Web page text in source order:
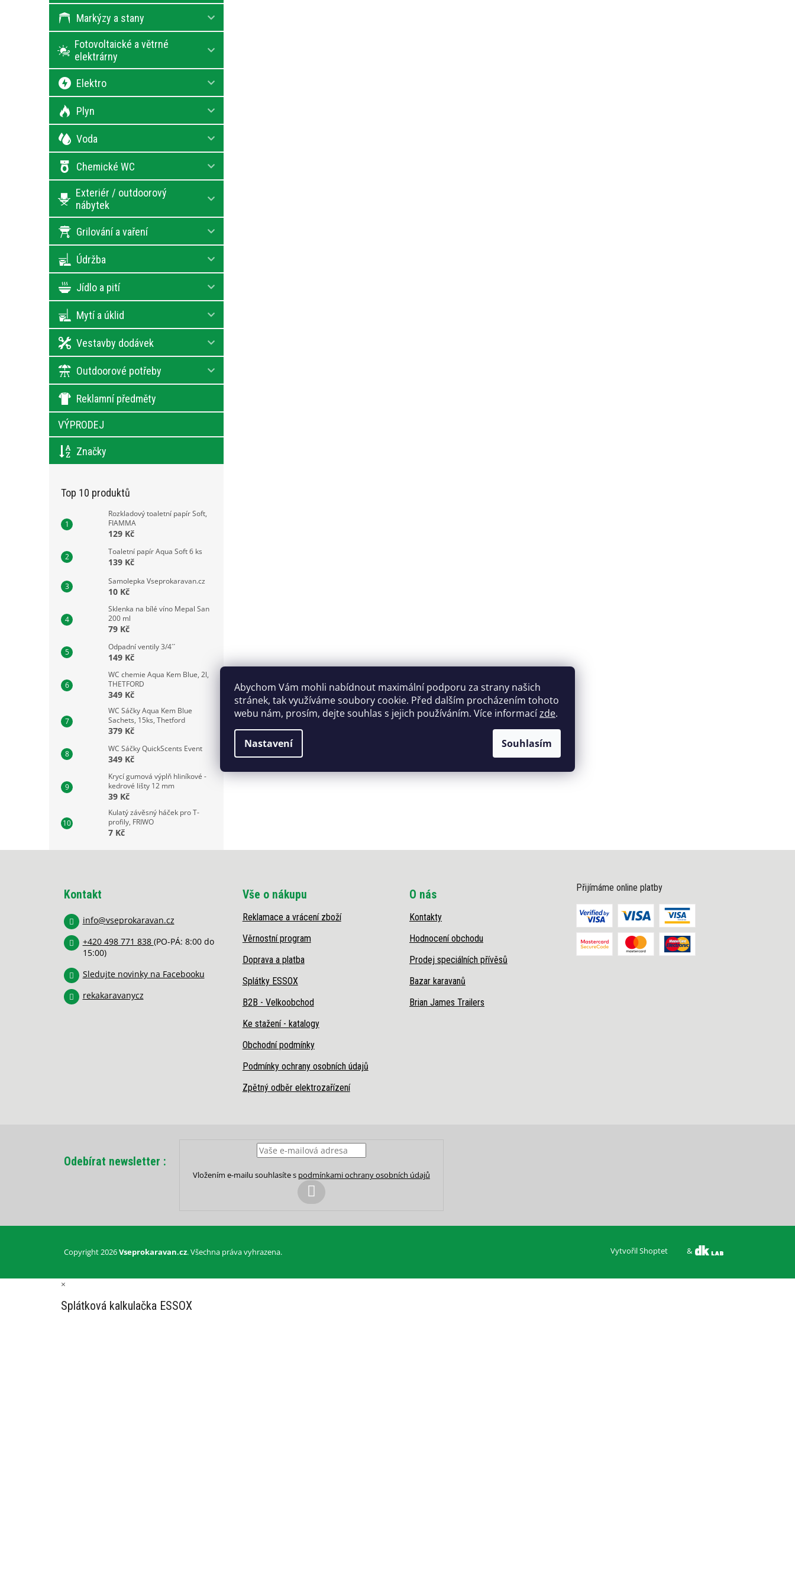
Abychom Vám mohli nabídnout maximální podporu za strany našich
stránek, tak využíváme soubory cookie. Před dalším procházením tohoto
webu nám, prosím, dejte souhlas s jejich používáním. Více informacízde.
Nastavení Souhlasím
Markýzy a stany
Fotovoltaické a větrné
elektrárny
Elektro
Plyn
Voda
Chemické WC
Exteriér / outdoorový
nábytek
Grilování a vaření
Údržba
Jídlo a pití
Mytí a úklid
Vestavby dodávek
Outdoorové potřeby
Reklamní předměty
VÝPRODEJ
Značky
Top 10 produktů
Rozkladový toaletní papír Soft,
FIAMMA
129 Kč
Toaletní papír Aqua Soft 6 ks
139 Kč
Samolepka Vseprokaravan.cz
10 Kč
Sklenka na bílé víno Mepal San
200 ml
79 Kč
Odpadní ventily 3/4´´
149 Kč
WC chemie Aqua Kem Blue, 2l,
THETFORD
349 Kč
WC Sáčky Aqua Kem Blue
Sachets, 15ks, Thetford
379 Kč
WC Sáčky QuickScents Event
349 Kč
Krycí gumová výplň hliníkové -
kedrové lišty 12 mm
39 Kč
Kulatý závěsný háček pro T-
profily, FRIWO
7 Kč
Kontakt
info@vseprokaravan.cz
+420 498 771 838 (PO-PÁ: 8:00 do
15:00)
Sledujte novinky na Facebooku
rekakaravanycz
Vše o nákupu
Reklamace a vrácení zboží
Věrnostní program
Doprava a platba
Splátky ESSOX
B2B - Velkoobchod
Ke stažení - katalogy
Obchodní podmínky
Podmínky ochrany osobních údajů
Zpětný odběr elektrozařízení
O nás
Kontakty
Hodnocení obchodu
Prodej speciálních přívěsů
Bazar karavanů
Brian James Trailers
Přijímáme online platby
Odebírat newsletter
Vložením e-mailu souhlasíte s podmínkami ochrany osobních údajů
PŘIHLÁSIT
SE
Vytvořil Shoptet &
Copyright 2026Vseprokaravan.cz. Všechna práva vyhrazena.
×
Splátková kalkulačka ESSOX